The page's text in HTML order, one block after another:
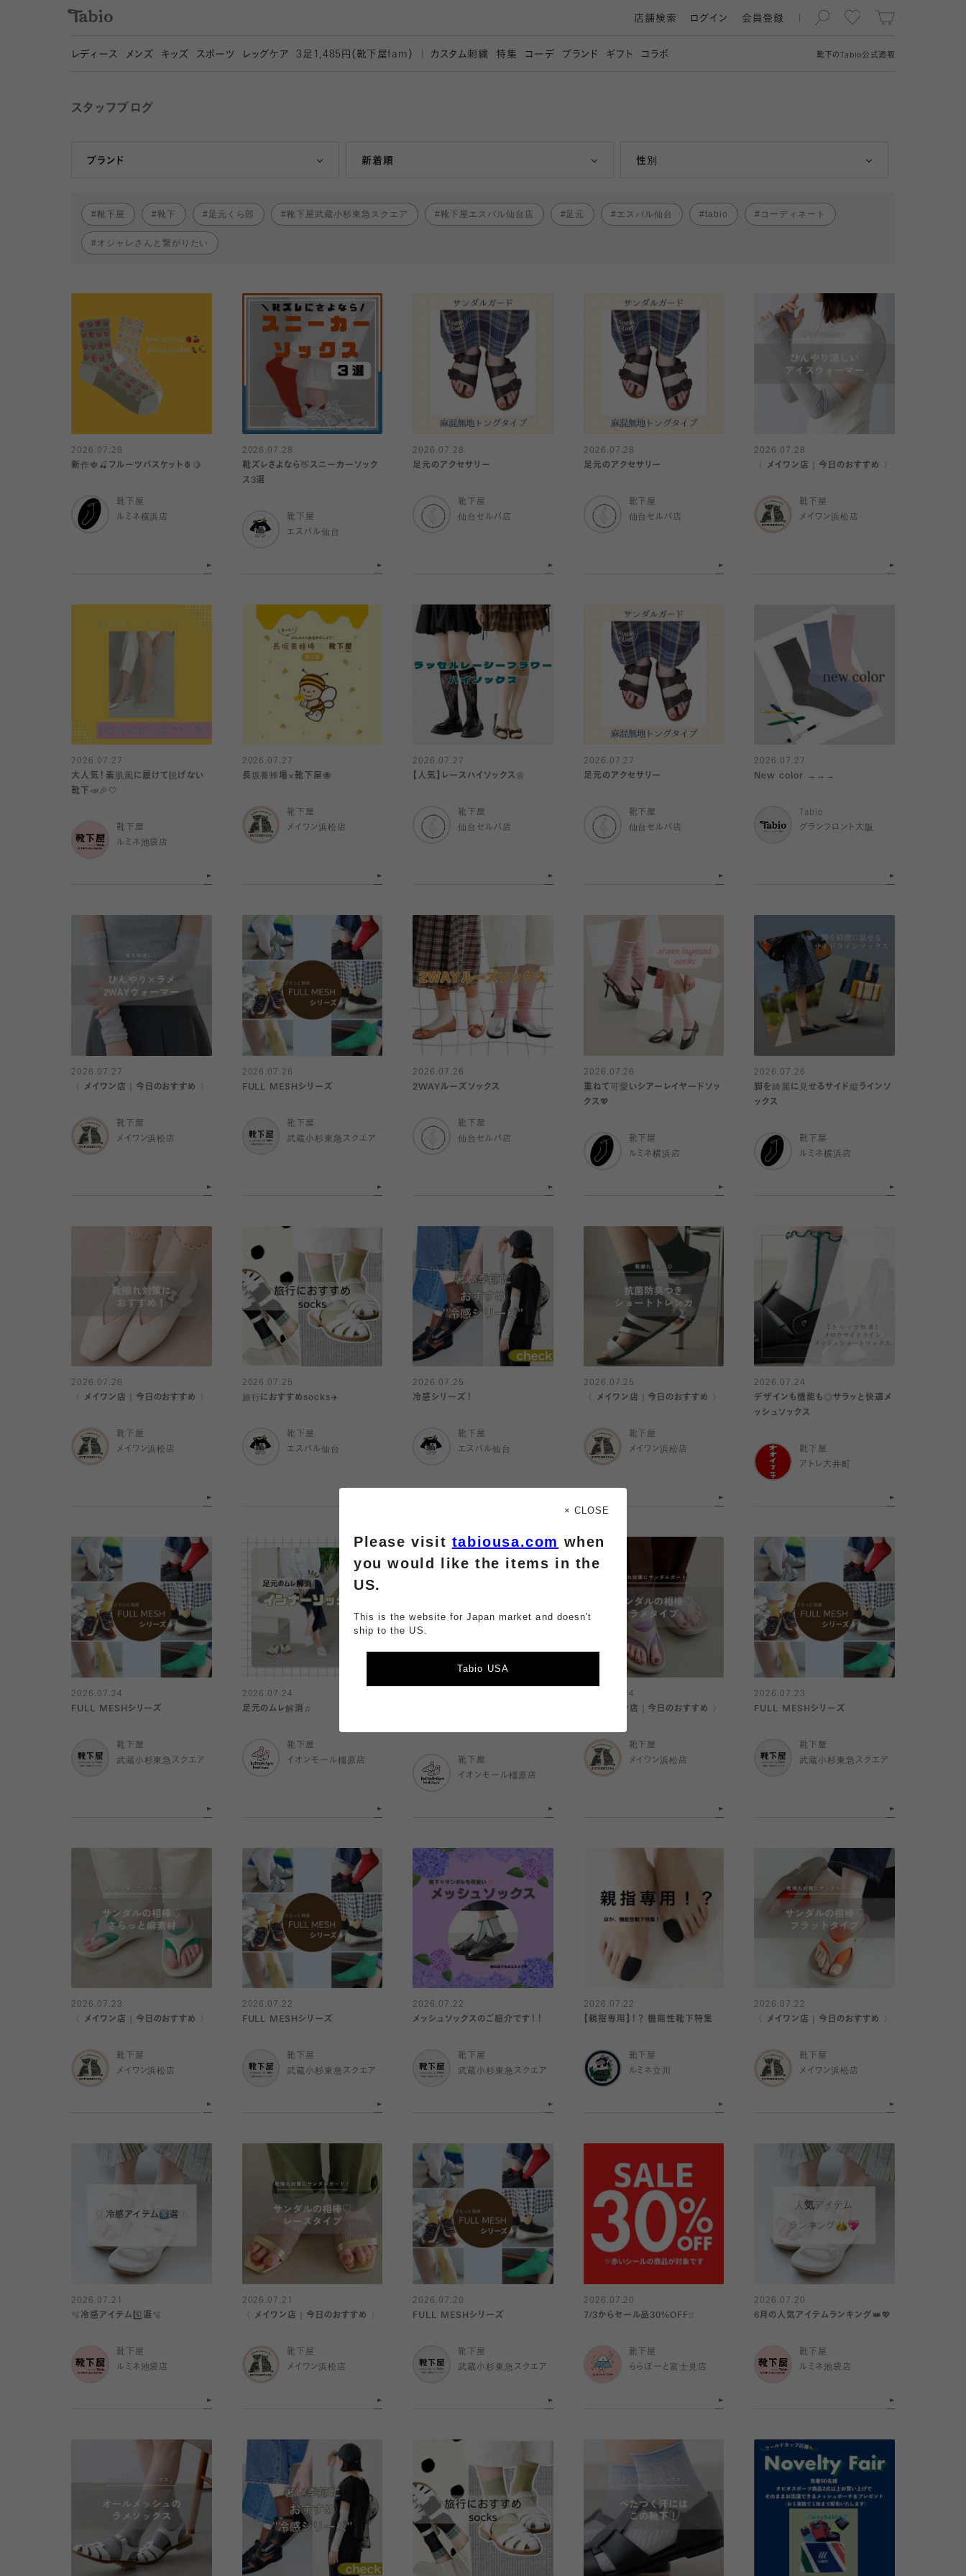
靴下の Tabio公式通販
店舗検索 ログイン 会員登録
レディース メンズ キッズ スポーツ レッグケア 3 足1,485円（靴下屋fam） カスタム刺繍 特集 コーデ ブランド ギフト コラボ
スタッフブログ
ブランド
Tabio 新着順
人気ランキング順 性別
女性
靴下屋 靴下 足元くら部 靴下屋武蔵小杉東急スクエア 靴下屋エスパル仙台店 足元 エスパル仙台 tabio コーディネート
オシャレさんと繋がりたい
2026.07.28
新作🍓🍒フルーツバスケット🍍🍋
靴下屋
ルミネ横浜店
2026.07.28
靴ズレさよなら👋スニーカーソック
ス3選
靴下屋
エスパル仙台
2026.07.28
足元のアクセサリー
靴下屋
仙台セルバ店
2026.07.28
足元のアクセサリー
靴下屋
仙台セルバ店
2026.07.28
〈 メイワン店｜今日のおすすめ 〉
靴下屋
メイワン浜松店
2026.07.27
大人気！素肌風に履けて脱げない
靴下📣🎉🤍
靴下屋
ルミネ池袋店
2026.07.27
長坂養蜂場×靴下屋🐝
靴下屋
メイワン浜松店
2026.07.27
【人気】レースハイソックス🌼
靴下屋
仙台セルバ店
2026.07.27
足元のアクセサリー
靴下屋
仙台セルバ店
2026.07.27
New color →→→
Tabio
グランフロント大阪
2026.07.27
〈 メイワン店｜今日のおすすめ 〉
靴下屋
メイワン浜松店
2026.07.26
FULL MESHシリーズ
靴下屋
武蔵小杉東急スクエア
2026.07.26
2WAYルーズソックス
靴下屋
仙台セルバ店
2026.07.26
重ねて可愛いシアーレイヤードソッ
クス💖
靴下屋
ルミネ横浜店
2026.07.26
脚を綺麗に見せるサイド縦ラインソ
ックス
靴下屋
ルミネ横浜店
2026.07.26
〈 メイワン店｜今日のおすすめ 〉
靴下屋
メイワン浜松店
2026.07.25
旅行におすすめsocks✈️
靴下屋
エスパル仙台
2026.07.25
冷感シリーズ！
靴下屋
エスパル仙台
2026.07.25
〈 メイワン店｜今日のおすすめ 〉
靴下屋
メイワン浜松店
2026.07.24
デザインも機能も◎サラッと快適メ
ッシュソックス
靴下屋
アトレ大井町
2026.07.24
FULL MESHシリーズ
靴下屋
武蔵小杉東急スクエア
2026.07.24
足元のムレ解消♫
靴下屋
イオンモール橿原店
靴下屋
イオンモール橿原店
2026.07.24
〈 メイワン店｜今日のおすすめ 〉
靴下屋
メイワン浜松店
2026.07.23
FULL MESHシリーズ
靴下屋
武蔵小杉東急スクエア
2026.07.23
〈 メイワン店｜今日のおすすめ 〉
靴下屋
メイワン浜松店
2026.07.22
FULL MESHシリーズ
靴下屋
武蔵小杉東急スクエア
2026.07.22
メッシュソックスのご紹介です！！
靴下屋
武蔵小杉東急スクエア
2026.07.22
【親指専用】！？ 機能性靴下特集
靴下屋
ルミネ立川
2026.07.22
〈 メイワン店｜今日のおすすめ 〉
靴下屋
メイワン浜松店
2026.07.21
🫧冷感アイテム5️⃣選🫧
靴下屋
ルミネ池袋店
2026.07.21
〈 メイワン店｜今日のおすすめ 〉
靴下屋
メイワン浜松店
2026.07.20
FULL MESHシリーズ
靴下屋
武蔵小杉東急スクエア
2026.07.20
7/3からセール品30%OFF❕❕
靴下屋
ららぽーと富士見店
2026.07.20
6月の人気アイテムランキング👑💖
靴下屋
ルミネ池袋店
× CLOSE
Please visit tabiousa.com when
you would like the items in the
US.
This is the website for Japan market and doesn't
ship to the US.
Tabio USA